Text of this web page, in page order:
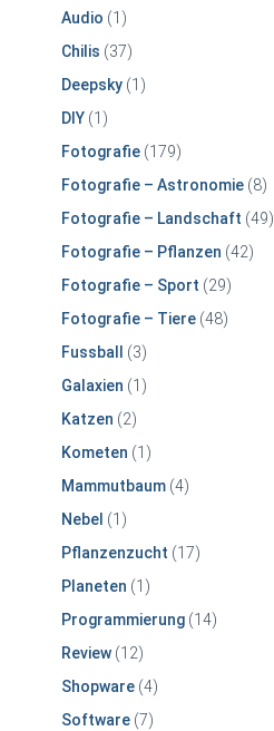
Audio (1)
Chilis (37)
Deepsky (1)
DIY (1)
Fotografie (179)
Fotografie – Astronomie (8)
Fotografie – Landschaft (49)
Fotografie – Pflanzen (42)
Fotografie – Sport (29)
Fotografie – Tiere (48)
Fussball
(3)
Galaxien (1)
Katzen (2)
Kometen (1)
Mammutbaum (4)
Nebel (1)
Pflanzenzucht (17)
Planeten (1)
Programmierung (14)
Review (12)
Shopware (4)
Software (7)